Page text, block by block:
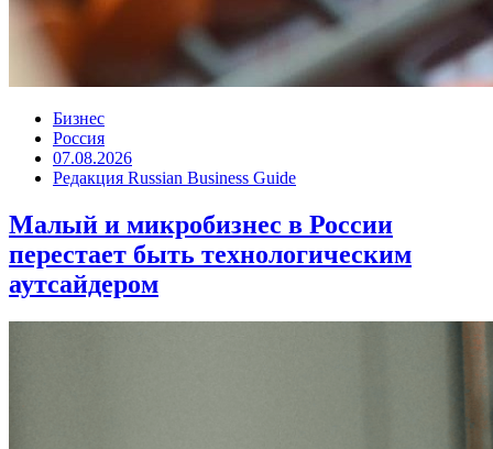
Бизнес
Россия
07.08.2026
Редакция Russian Business Guide
Малый и микробизнес в России
перестает быть технологическим
аутсайдером